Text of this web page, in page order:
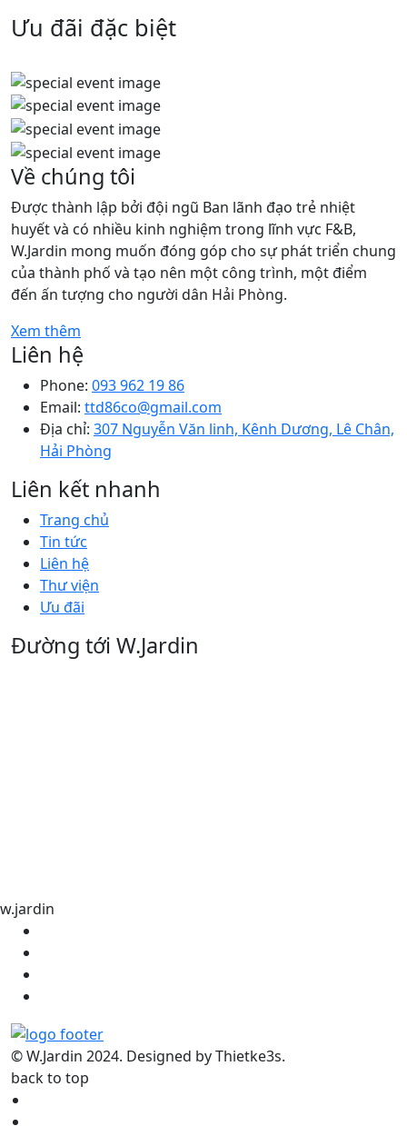
Ưu đãi đặc biệt
Về chúng tôi
Được thành lập bởi đội ngũ Ban lãnh đạo trẻ nhiệt
huyết và có nhiều kinh nghiệm trong lĩnh vực F&B,
W.Jardin mong muốn đóng góp cho sự phát triển chung
của thành phố và tạo nên một công trình, một điểm
đến ấn tượng cho người dân Hải Phòng.
Xem thêm
Liên hệ
Phone: 093 962 19 86
Email: ttd86co@gmail.com
Địa chỉ: 307 Nguyễn Văn linh, Kênh Dương, Lê Chân,
Hải Phòng
Liên kết nhanh
Trang chủ
Tin tức
Liên hệ
Thư viện
Ưu đãi
Đường tới W.Jardin
w.jardin
© W.Jardin 2024. Designed by Thietke3s.
back to top